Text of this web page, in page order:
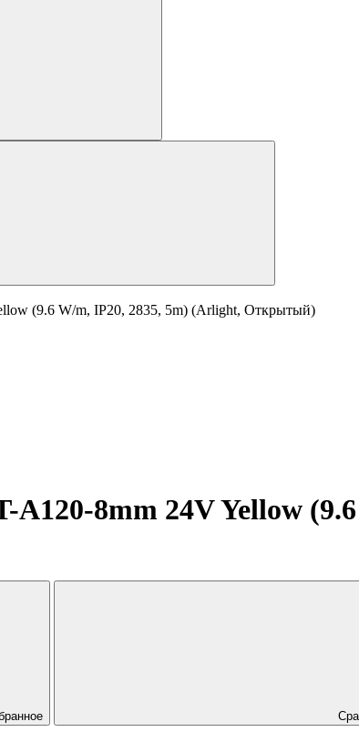
(9.6 W/m, IP20, 2835, 5m) (Arlight, Открытый)
A120-8mm 24V Yellow